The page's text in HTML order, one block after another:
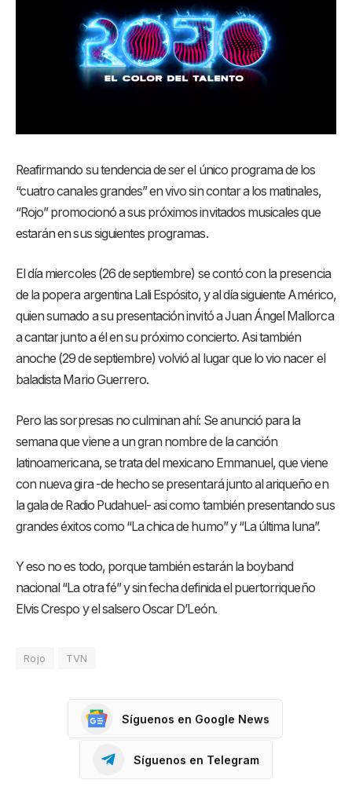
Reafirmando su tendencia de ser el único programa de los
“cuatro canales grandes” en vivo sin contar a los matinales,
“Rojo” promocionó a sus próximos invitados musicales que
estarán en sus siguientes programas.
El día miercoles (26 de septiembre) se contó con la presencia
de la popera argentina Lali Espósito, y al día siguiente Américo,
quien sumado a su presentación invitó a Juan Ángel Mallorca
a cantar junto a él en su próximo concierto. Asi también
anoche (29 de septiembre) volvió al lugar que lo vio nacer el
baladista Mario Guerrero.
Pero las sorpresas no culminan ahí: Se anunció para la
semana que viene a un gran nombre de la canción
latinoamericana, se trata del mexicano Emmanuel, que viene
con nueva gira -de hecho se presentará junto al ariqueño en
la gala de Radio Pudahuel- asi como también presentando sus
grandes éxitos como “La chica de humo” y “La última luna”.
Y eso no es todo, porque también estarán la boyband
nacional “La otra fé” y sin fecha definida el puertorriqueño
Elvis Crespo y el salsero Oscar D’León.
Rojo TVN
Síguenos en Google News
Síguenos en Telegram